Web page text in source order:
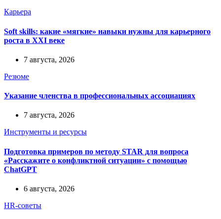
Карьера
Soft skills: какие «мягкие» навыки нужны для карьерного
роста в XXI веке
7 августа, 2026
Резюме
Указание членства в профессиональных ассоциациях
7 августа, 2026
Инструменты и ресурсы
Подготовка примеров по методу STAR для вопроса
«Расскажите о конфликтной ситуации» с помощью
ChatGPT
6 августа, 2026
HR-советы